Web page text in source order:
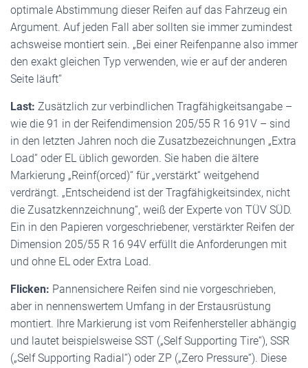
optimale Abstimmung dieser Reifen auf das Fahrzeug ein
Argument. Auf jeden Fall aber sollten sie immer zumindest
achsweise montiert sein. „Bei einer Reifenpanne also immer
den exakt gleichen Typ verwenden, wie er auf der anderen
Seite läuft“
Last: Zusätzlich zur verbindlichen Tragfähigkeitsangabe –
wie die 91 in der Reifendimension 205/55 R 16 91V – sind
in den letzten Jahren noch die Zusatzbezeichnungen „Extra
Load“ oder EL üblich geworden. Sie haben die ältere
Markierung „Reinf(orced)“ für „verstärkt“ weitgehend
verdrängt. „Entscheidend ist der Tragfähigkeitsindex, nicht
die Zusatzkennzeichnung“, weiß der Experte von TÜV SÜD.
Ein in den Papieren vorgeschriebener, verstärkter Reifen der
Dimension 205/55 R 16 94V erfüllt die Anforderungen mit
und ohne EL oder Extra Load.
Flicken: Pannensichere Reifen sind nie vorgeschrieben,
aber in nennenswertem Umfang in der Erstausrüstung
montiert. Ihre Markierung ist vom Reifenhersteller abhängig
und lautet beispielsweise SST („Self Supporting Tire“), SSR
(„Self Supporting Radial“) oder ZP („Zero Pressure“). Diese